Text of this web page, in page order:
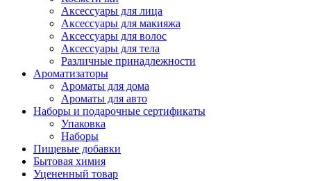
Аксессуары для лица
Аксессуары для макияжа
Аксессуары для волос
Аксессуары для тела
Различные принадлежности
Ароматизаторы
Ароматы для дома
Ароматы для авто
Наборы и подарочные сертификаты
Упаковка
Наборы
Пищевые добавки
Бытовая химия
Уцененный товар